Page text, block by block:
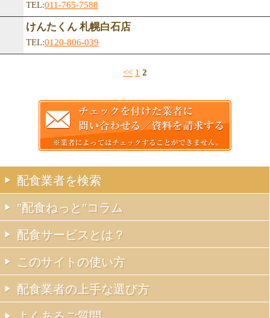
TEL:011-765-7588
けんたくん 札幌白石店
TEL:0120-806-039
<< 1 2
配食業者を検索
"配食ねっと"コラム
配食サービスとは？
このサイトの使い方
配食業者の上手な選び方